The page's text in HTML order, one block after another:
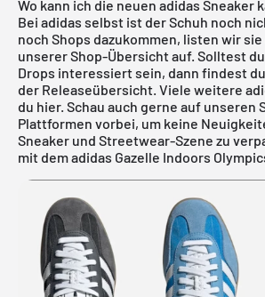
Wo kann ich die neuen adidas Sneaker
Bei adidas selbst ist der Schuh noch
noch Shops dazukommen, listen wir
unserer Shop-Übersicht auf. Solltest
Drops interessiert sein, dann findest
der Releaseübersicht. Viele weitere
du hier. Schau auch gerne auf unseren
Plattformen vorbei, um keine
Sneaker und Streetwear-Szene zu
mit dem adidas Gazelle Indoors